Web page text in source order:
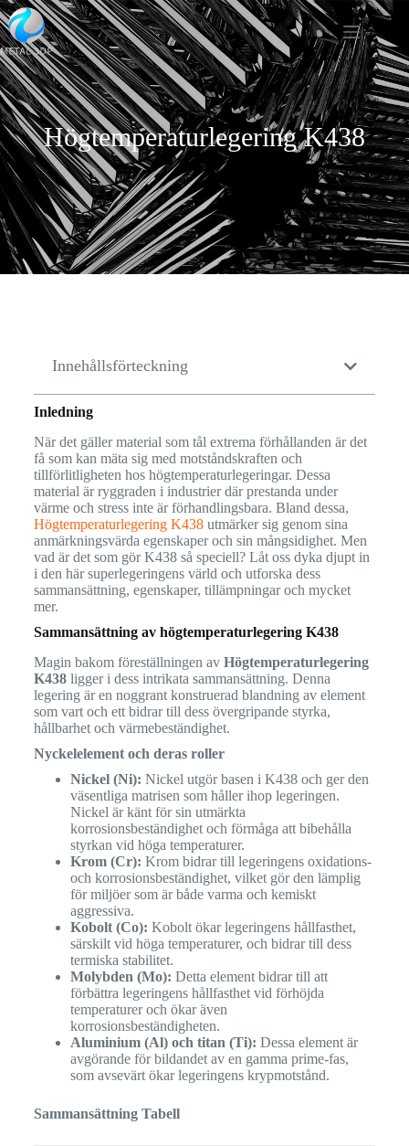
Högtemperaturlegering K438
Innehållsförteckning
Inledning
När det gäller material som tål extrema förhållanden är det
få som kan mäta sig med motståndskraften och
tillförlitligheten hos högtemperaturlegeringar. Dessa
material är ryggraden i industrier där prestanda under
värme och stress inte är förhandlingsbara. Bland dessa,
Högtemperaturlegering K438 utmärker sig genom sina
anmärkningsvärda egenskaper och sin mångsidighet. Men
vad är det som gör K438 så speciell? Låt oss dyka djupt in
i den här superlegeringens värld och utforska dess
sammansättning, egenskaper, tillämpningar och mycket
mer.
Sammansättning av högtemperaturlegering K438
Magin bakom föreställningen av Högtemperaturlegering
K438ligger i dess intrikata sammansättning. Denna
legering är en noggrant konstruerad blandning av element
som vart och ett bidrar till dess övergripande styrka,
hållbarhet och värmebeständighet.
Nyckelelement och deras roller
Nickel (Ni): Nickel utgör basen i K438 och ger den
väsentliga matrisen som håller ihop legeringen.
Nickel är känt för sin utmärkta
korrosionsbeständighet och förmåga att bibehålla
styrkan vid höga temperaturer.
Krom (Cr): Krom bidrar till legeringens oxidations-
och korrosionsbeständighet, vilket gör den lämplig
för miljöer som är både varma och kemiskt
aggressiva.
Kobolt (Co): Kobolt ökar legeringens hållfasthet,
särskilt vid höga temperaturer, och bidrar till dess
termiska stabilitet.
Molybden (Mo): Detta element bidrar till att
förbättra legeringens hållfasthet vid förhöjda
temperaturer och ökar även
korrosionsbeständigheten.
Aluminium (Al) och titan (Ti): Dessa element är
avgörande för bildandet av en gamma prime-fas,
som avsevärt ökar legeringens krypmotstånd.
Sammansättning Tabell